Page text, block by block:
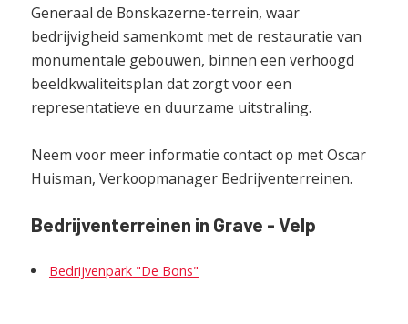
Generaal de Bonskazerne-terrein, waar
bedrijvigheid samenkomt met de restauratie van
monumentale gebouwen, binnen een verhoogd
beeldkwaliteitsplan dat zorgt voor een
representatieve en duurzame uitstraling.
Neem voor meer informatie contact op met Oscar
Huisman, Verkoopmanager Bedrijventerreinen.
​Bedrijventerreinen in Grave - Velp
Bedrijvenpark "De Bons"